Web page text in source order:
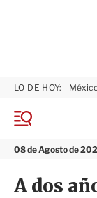
M
n
08 de Agosto de
LO DE HOY:
A dos